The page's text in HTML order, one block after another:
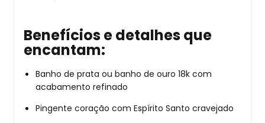
Benefícios e detalhes que
encantam:
Banho de prata ou banho de ouro 18k com
acabamento refinado
Pingente coração com Espírito Santo cravejado